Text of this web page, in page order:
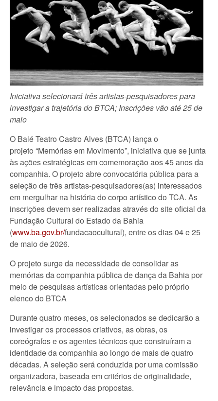
Iniciativa selecionará três artistas-pesquisadores para
investigar a trajetória do BTCA; Inscrições vão até 25 de
maio
O Balé Teatro Castro Alves (BTCA) lança o
projeto “Memórias em Movimento”, iniciativa que se junta
às ações estratégicas em comemoração aos 45 anos da
companhia. O projeto abre convocatória pública para a
seleção de três artistas-pesquisadores(as) interessados
em mergulhar na história do corpo artístico do TCA. As
inscrições devem ser realizadas através do site oficial da
Fundação Cultural do Estado da Bahia
(www.ba.gov.br/fundacaocultural), entre os dias 04 e 25
de maio de 2026.
O projeto surge da necessidade de consolidar as
memórias da companhia pública de dança da Bahia por
meio de pesquisas artísticas orientadas pelo próprio
elenco do BTCA
Durante quatro meses, os selecionados se dedicarão a
investigar os processos criativos, as obras, os
coreógrafos e os agentes técnicos que construíram a
identidade da companhia ao longo de mais de quatro
décadas. A seleção será conduzida por uma comissão
organizadora, baseada em critérios de originalidade,
relevância e impacto das propostas.